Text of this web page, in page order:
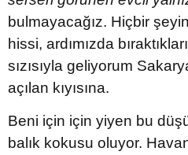
bulmayacağız. Hiçbir
hissi, ardımızda
sızısıyla geliyorum
açılan kıyısına.
Beni için için yiyen bu
balık kokusu oluyor.